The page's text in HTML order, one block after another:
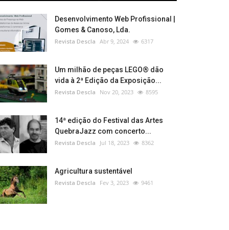
Desenvolvimento Web Profissional |
Gomes & Canoso, Lda.
Revista Descla Abr 9, 2024 6317
Um milhão de peças LEGO® dão
vida à 2ª Edição da Exposição...
Revista Descla Nov 20, 2023 8595
14ª edição do Festival das Artes
QuebraJazz com concerto...
Revista Descla Jul 18, 2023 8362
Agricultura sustentável
Revista Descla Fev 3, 2023 9461